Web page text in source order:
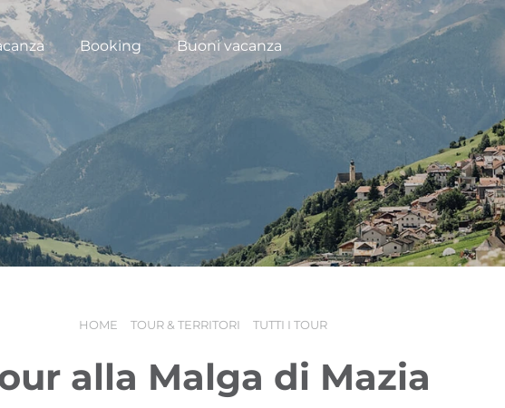
Booking Buoni vacanza
HOME TOUR & TERRITORI TUTTI I TOUR
alla Malga di Mazia